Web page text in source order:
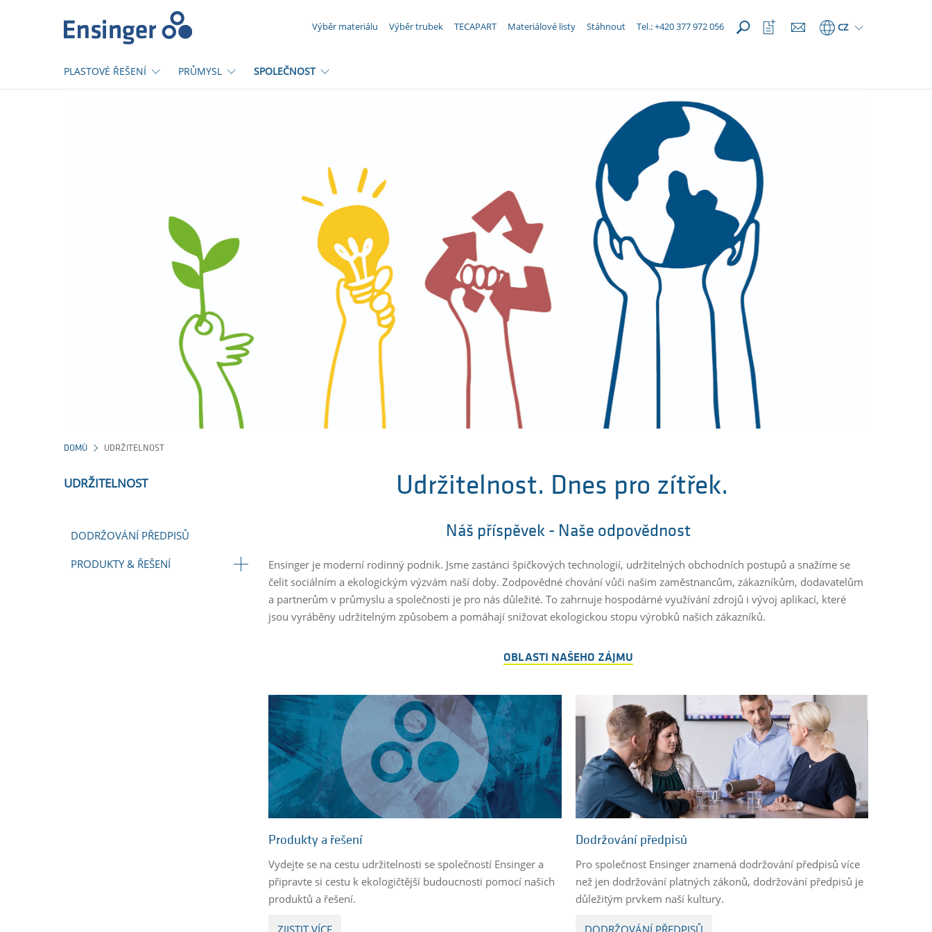
Výběr materiálu Výběr trubek TECAPART Materiálové listy Stáhnout Tel.: +420 377 972 056 CZ
Otevřít
seznam
PLASTOVÉ ŘEŠENÍ PRŮMYSL SPOLEČNOST
DOMŮ UDRŽITELNOST
UDRŽITELNOST
DODRŽOVÁNÍ PŘEDPISŮ
PRODUKTY & ŘEŠENÍ
Udržitelnost. Dnes pro zítřek.
Náš příspěvek - Naše odpovědnost
Ensinger je moderní rodinný podnik. Jsme zastánci špičkových technologií, udržitelných obchodních postupů a snažíme se
čelit sociálním a ekologickým výzvám naší doby. Zodpovědné chování vůči našim zaměstnancům, zákazníkům, dodavatelům
a partnerům v průmyslu a společnosti je pro nás důležité. To zahrnuje hospodárné využívání zdrojů i vývoj aplikací, které
jsou vyráběny udržitelným způsobem a pomáhají snižovat ekologickou stopu výrobků našich zákazníků.
OBLASTI NAŠEHO ZÁJMU
Produkty a řešení
Vydejte se na cestu udržitelnosti se společností Ensinger a
připravte si cestu k ekologičtější budoucnosti pomocí našich
produktů a řešení.
Dodržování předpisů
Pro společnost Ensinger znamená dodržování předpisů více
než jen dodržování platných zákonů, dodržování předpisů je
důležitým prvkem naší kultury.